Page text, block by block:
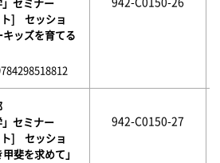
」セミナー
ト] セッショ
ッズを育てる
」セミナー
ト] セッショ
斐を求めて」
942-C0150-27